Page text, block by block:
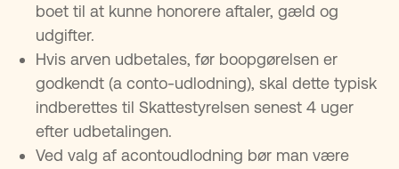
boet til at kunne honorere aftaler, gæld og
udgifter.
Hvis arven udbetales, før boopgørelsen er
godkendt (a conto-udlodning), skal dette typisk
indberettes til Skattestyrelsen senest 4 uger
efter udbetalingen.
Ved valg af acontoudlodning bør man være